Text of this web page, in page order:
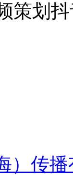
策划
）传